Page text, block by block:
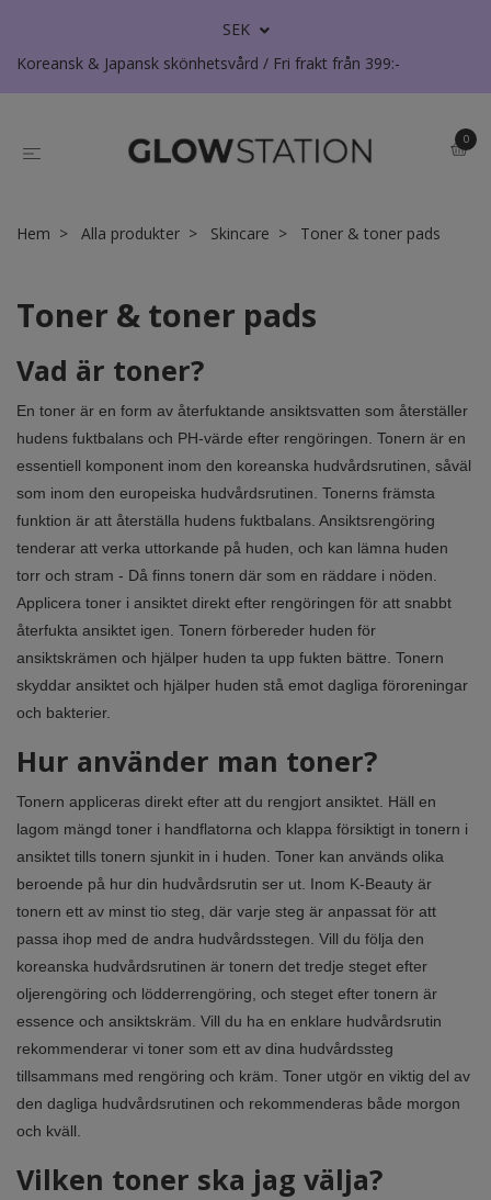
SEK
Koreansk & Japansk skönhetsvård / Fri frakt från 399:-
0
Hem Alla produkter Skincare Toner & toner pads
Toner & toner pads
Vad är toner?
En toner är en form av återfuktande ansiktsvatten som återställer
hudens fuktbalans och PH-värde efter rengöringen. Tonern är en
essentiell komponent inom den koreanska hudvårdsrutinen, såväl
som inom den europeiska hudvårdsrutinen. Tonerns främsta
funktion är att återställa hudens fuktbalans. Ansiktsrengöring
tenderar att verka uttorkande på huden, och kan lämna huden
torr och stram - Då finns tonern där som en räddare i nöden.
Applicera toner i ansiktet direkt efter rengöringen för att snabbt
återfukta ansiktet igen. Tonern förbereder huden för
ansiktskrämen och hjälper huden ta upp fukten bättre. Tonern
skyddar ansiktet och hjälper huden stå emot dagliga föroreningar
och bakterier.
Hur använder man toner?
Tonern appliceras direkt efter att du rengjort ansiktet. Häll en
lagom mängd toner i handflatorna och klappa försiktigt in tonern i
ansiktet tills tonern sjunkit in i huden. Toner kan används olika
beroende på hur din hudvårdsrutin ser ut. Inom K-Beauty är
tonern ett av minst tio steg, där varje steg är anpassat för att
passa ihop med de andra hudvårdsstegen. Vill du följa den
koreanska hudvårdsrutinen är tonern det tredje steget efter
oljerengöring och lödderrengöring, och steget efter tonern är
essence och ansiktskräm. Vill du ha en enklare hudvårdsrutin
rekommenderar vi toner som ett av dina hudvårdssteg
tillsammans med rengöring och kräm. Toner utgör en viktig del av
den dagliga hudvårdsrutinen och rekommenderas både morgon
och kväll.
Vilken toner ska jag välja?